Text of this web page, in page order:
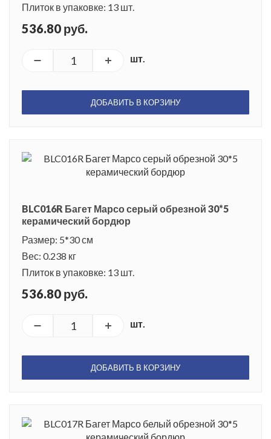
Плиток в упаковке: 13 шт.
536.80 руб.
шт.
ДОБАВИТЬ В КОРЗИНУ
BLC016R Багет Марсо серый обрезной 30*5
керамический бордюр
Размер: 5*30 см
Вес: 0.238 кг
Плиток в упаковке: 13 шт.
536.80 руб.
шт.
ДОБАВИТЬ В КОРЗИНУ